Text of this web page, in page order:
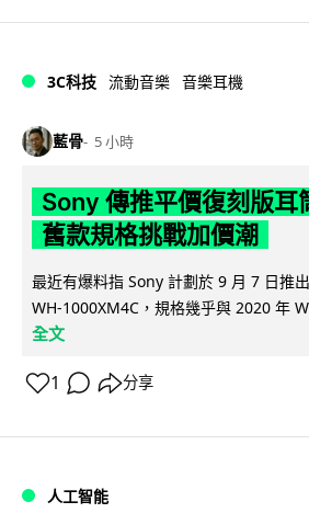
3C科技 流動音樂 音樂耳機
藍骨 5 小時
Sony 傳推平價復刻版
舊款規格挑戰加價潮
最近有爆料指 Sony 計劃於 9 月 7 日推
WH-1000XM4C，規格幾乎與 2020 年
全文
1 分享
人工智能